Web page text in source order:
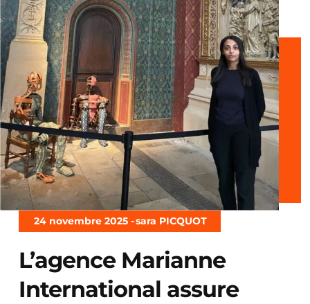
24 novembre 2025 -sara PICQUOT
L’agence Marianne
International assure